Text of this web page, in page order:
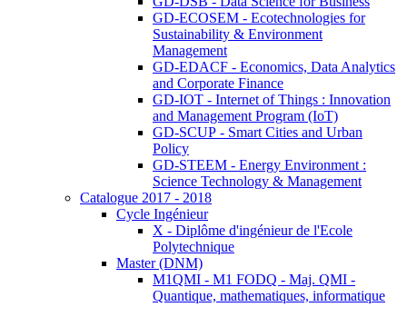
GD-ECOSEM - Ecotechnologies for
Sustainability & Environment
Management
GD-EDACF - Economics, Data Analytics
and Corporate Finance
GD-IOT - Internet of Things : Innovation
and Management Program (IoT)
GD-SCUP - Smart Cities and Urban
Policy
GD-STEEM - Energy Environment :
Science Technology & Management
Catalogue 2017 - 2018
Cycle Ingénieur
X - Diplôme d'ingénieur de l'Ecole
Polytechnique
Master (DNM)
M1QMI - M1 FODQ - Maj. QMI -
Quantique, mathematiques, informatique